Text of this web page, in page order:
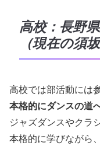
高校：長野
（現在の須
高校では部活動には
本格的にダンスの道
ジャズダンスやクラ
本格的に学びながら